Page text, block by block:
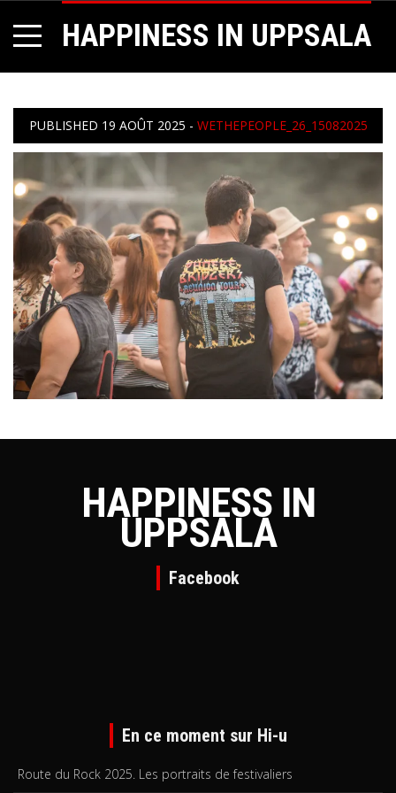
HAPPINESS IN UPPSALA
PUBLISHED 19 AOÛT 2025 - WETHEPEOPLE_26_15082025
HAPPINESS IN
UPPSALA
Facebook
En ce moment sur Hi-u
Route du Rock 2025. Les portraits de festivaliers